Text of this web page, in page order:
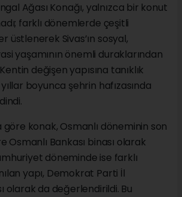
Ağası Konağı, yalnızca bir konut
farklı dönemlerde çeşitli
üstlenerek Sivas’ın sosyal,
yaşamının önemli duraklarından
değişen yapısına tanıklık
boyunca şehrin hafızasında
göre konak, Osmanlı döneminin son
Osmanlı Bankası binası olarak
döneminde ise farklı
yapı, Demokrat Parti İl
olarak da değerlendirildi. Bu